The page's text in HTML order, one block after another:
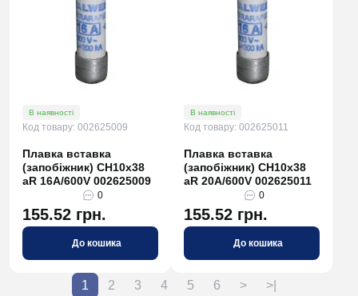
В наявності
Код товару: 002625009
Плавка вставка
(запобіжник) CH10x38
aR 16A/600V 002625009
0
155.52 грн.
До кошика
В наявності
Код товару: 002625011
Плавка вставка
(запобіжник) CH10x38
aR 20A/600V 002625011
0
155.52 грн.
До кошика
1 2 3 4 5 6 > >|